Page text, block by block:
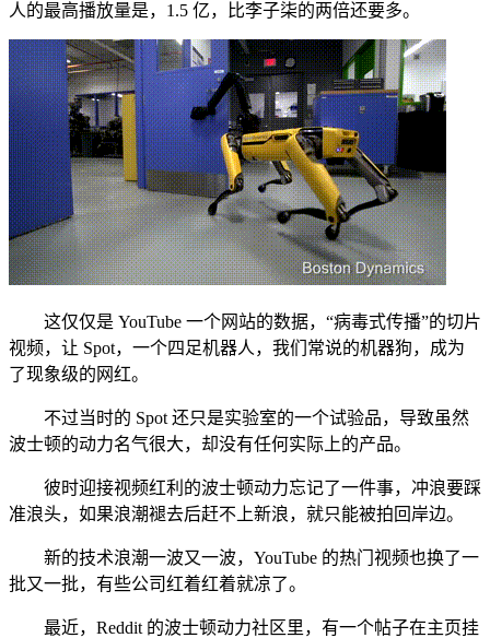
人的最高播放量是，1.5 亿，比李子柒的两倍还要多。
这仅仅是 YouTube 一个网站的数据，“病毒式传播”的切片
视频，让 Spot，一个四足机器人，我们常说的机器狗，成为
了现象级的网红。
不过当时的 Spot 还只是实验室的一个试验品，导致虽然
波士顿的动力名气很大，却没有任何实际上的产品。
彼时迎接视频红利的波士顿动力忘记了一件事，冲浪要踩
准浪头，如果浪潮褪去后赶不上新浪，就只能被拍回岸边。
新的技术浪潮一波又一波，YouTube 的热门视频也换了一
批又一批，有些公司红着红着就凉了。
最近，Reddit 的波士顿动力社区里，有一个帖子在主页挂